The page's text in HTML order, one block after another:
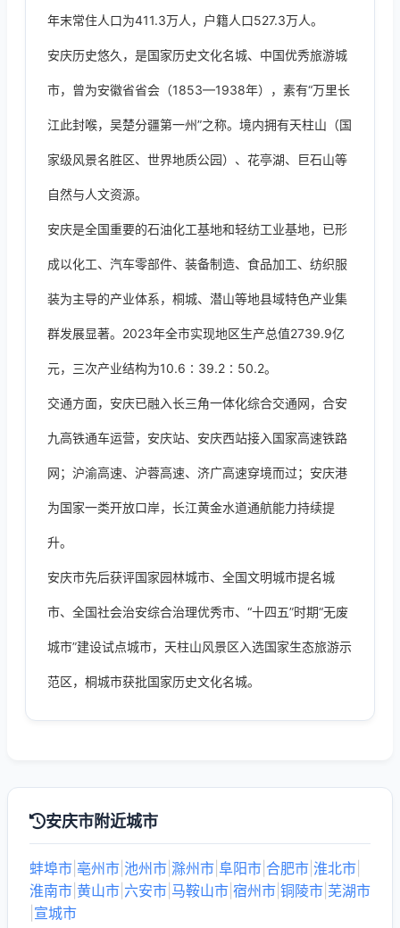
年末常住人口为411.3万人，户籍人口527.3万人。
安庆历史悠久，是国家历史文化名城、中国优秀旅游城
市，曾为安徽省省会（1853—1938年），素有“万里长
江此封喉，吴楚分疆第一州”之称。境内拥有天柱山（国
家级风景名胜区、世界地质公园）、花亭湖、巨石山等
自然与人文资源。
安庆是全国重要的石油化工基地和轻纺工业基地，已形
成以化工、汽车零部件、装备制造、食品加工、纺织服
装为主导的产业体系，桐城、潜山等地县域特色产业集
群发展显著。2023年全市实现地区生产总值2739.9亿
元，三次产业结构为10.6∶39.2∶50.2。
交通方面，安庆已融入长三角一体化综合交通网，合安
九高铁通车运营，安庆站、安庆西站接入国家高速铁路
网；沪渝高速、沪蓉高速、济广高速穿境而过；安庆港
为国家一类开放口岸，长江黄金水道通航能力持续提
升。
安庆市先后获评国家园林城市、全国文明城市提名城
市、全国社会治安综合治理优秀市、“十四五”时期“无废
城市”建设试点城市，天柱山风景区入选国家生态旅游示
范区，桐城市获批国家历史文化名城。
安庆市附近城市
蚌埠市 亳州市 池州市 滁州市 阜阳市 合肥市 淮北市
淮南市 黄山市 六安市 马鞍山市 宿州市 铜陵市 芜湖市
宣城市